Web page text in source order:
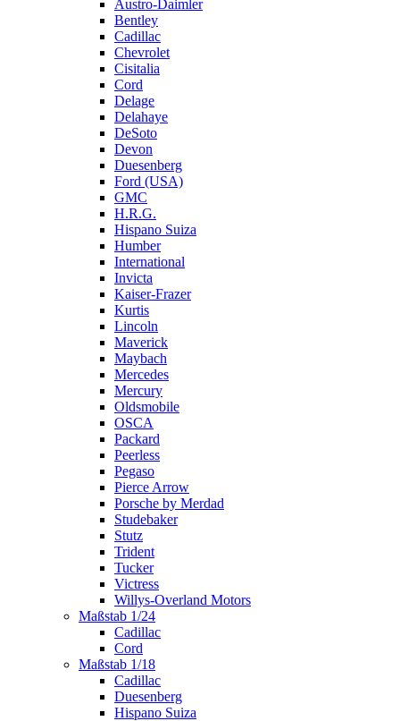
Austro-Daimler
Bentley
Cadillac
Chevrolet
Cisitalia
Cord
Delage
Delahaye
DeSoto
Devon
Duesenberg
Ford (USA)
GMC
H.R.G.
Hispano Suiza
Humber
International
Invicta
Kaiser-Frazer
Kurtis
Lincoln
Maverick
Maybach
Mercedes
Mercury
Oldsmobile
OSCA
Packard
Peerless
Pegaso
Pierce Arrow
Porsche by Merdad
Studebaker
Stutz
Trident
Tucker
Victress
Willys-Overland Motors
Maßstab 1/24
Cadillac
Cord
Maßstab 1/18
Cadillac
Duesenberg
Hispano Suiza